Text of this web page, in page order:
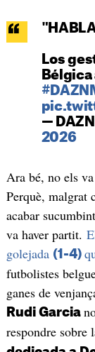
Los
Bélgica
— DAZN
2026
Ara bé, no els
Perquè, malgrat
acabar
va haver partit.
golejada (1-4)
futbolistes
ganes de
Rudi Garcia
respondre sobre